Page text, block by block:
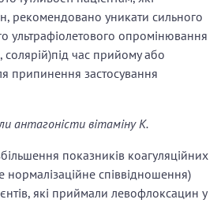
рекомендовано уникати сильного
ультрафіолетового опромінювання
солярій)під час прийому або
припинення застосування
антагоністи вітаміну К.
показників коагуляційних
співвідношення)
які приймали левофлоксацин у